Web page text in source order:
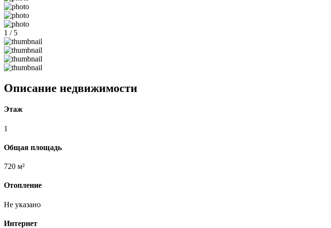
1 / 5
Описание недвижимости
Этаж
1
Общая площадь
720 м²
Отопление
Не указано
Интернет